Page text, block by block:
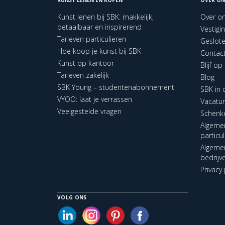
Kunst lenen bij SBK: makkelijk,
betaalbaar en inspirerend
Tarieven particulieren
Hoe koop je kunst bij SBK
Kunst op kantoor
Tarieven zakelijk
SBK Young – studentenabonnement
VYOO: laat je verrassen
Veelgestelde vragen
Over
Blijf op
Blog
SBK in
VOLG ONS